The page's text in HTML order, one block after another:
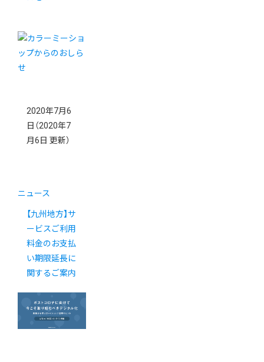
2020年7月6
日 （2020年7
月6日 更新）
ニュース
【九州地方】サ
ービスご利用
料金のお支払
い期限延長に
関するご案内